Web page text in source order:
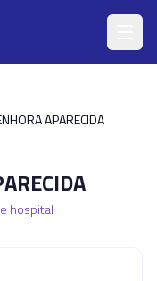
APARECIDA
hospital